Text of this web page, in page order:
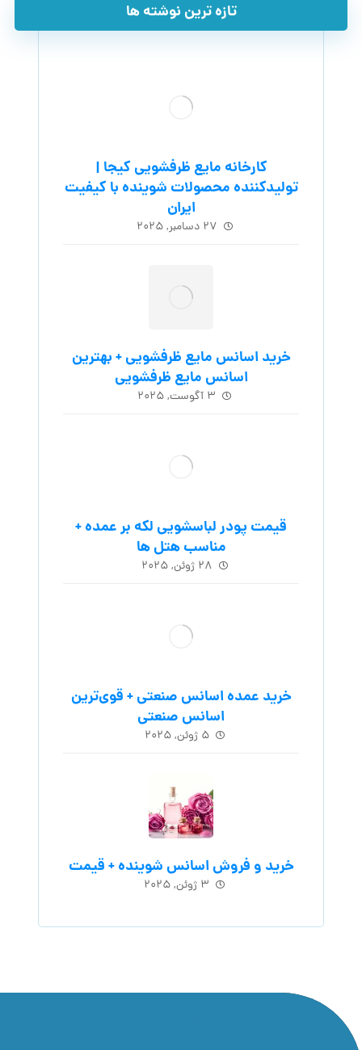
تازه ترین نوشته ها
کارخانه مایع ظرفشویی کیجا |
تولیدکننده محصولات شوینده با کیفیت
ایران
۲۷ دسامبر, ۲۰۲۵
خرید اسانس مایع ظرفشویی + بهترین
اسانس مایع ظرفشویی
۳ آگوست, ۲۰۲۵
قیمت پودر لباسشویی لکه بر عمده +
مناسب هتل ها
۲۸ ژوئن, ۲۰۲۵
خرید عمده اسانس صنعتی + قوی‌ترین
اسانس‌ صنعتی
۵ ژوئن, ۲۰۲۵
خرید و فروش اسانس شوینده + قیمت
۳ ژوئن, ۲۰۲۵